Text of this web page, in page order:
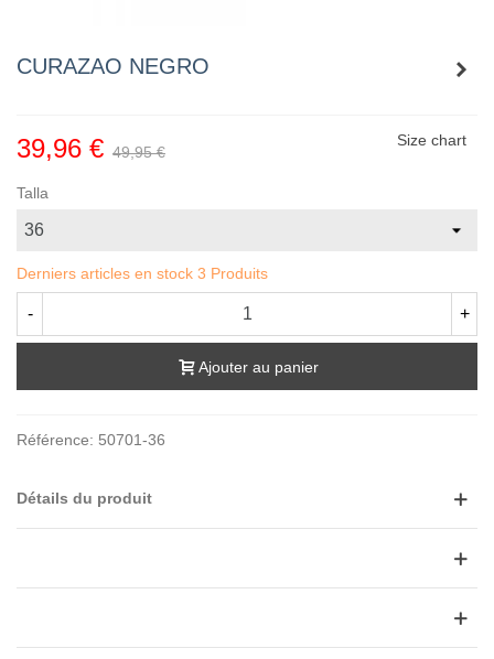
CURAZAO NEGRO
39,96 € 49,95 €
Size chart
Talla
Derniers articles en stock 3 Produits
- +
Ajouter au panier
Référence: 50701-36
Détails du produit